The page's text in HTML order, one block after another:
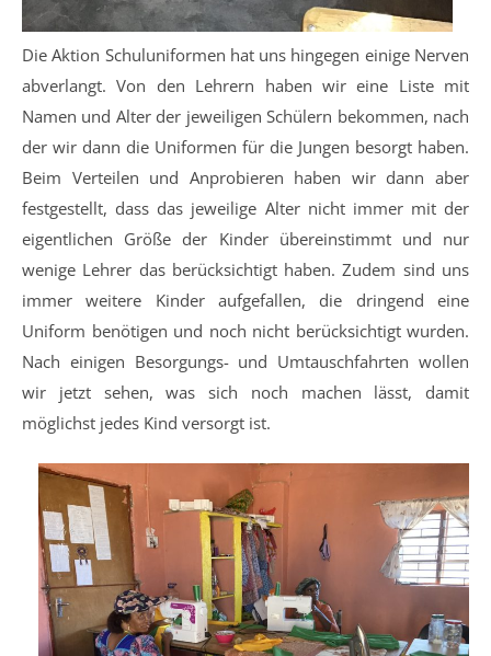
Die Aktion Schuluniformen hat uns hingegen einige Nerven
abverlangt. Von den Lehrern haben wir eine Liste mit
Namen und Alter der jeweiligen Schülern bekommen, nach
der wir dann die Uniformen für die Jungen besorgt haben.
Beim Verteilen und Anprobieren haben wir dann aber
festgestellt, dass das jeweilige Alter nicht immer mit der
eigentlichen Größe der Kinder übereinstimmt und nur
wenige Lehrer das berücksichtigt haben. Zudem sind uns
immer weitere Kinder aufgefallen, die dringend eine
Uniform benötigen und noch nicht berücksichtigt wurden.
Nach einigen Besorgungs- und Umtauschfahrten wollen
wir jetzt sehen, was sich noch machen lässt, damit
möglichst jedes Kind versorgt ist.